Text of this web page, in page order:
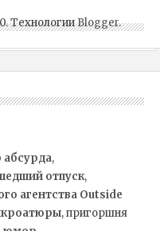
ТехнологииBlogger.
абсурда,
отпуск,
агентства Outside
,пригоршня